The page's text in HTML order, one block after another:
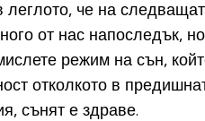
че на
от нас напоследък,
режим на сън,
отколкото в
сънят е здраве.